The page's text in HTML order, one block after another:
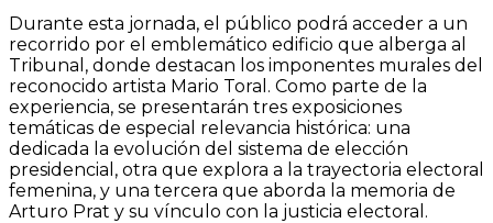
Durante esta jornada, el público podrá acceder a un
recorrido por el emblemático edificio que alberga al
Tribunal, donde destacan los imponentes murales del
reconocido artista Mario Toral. Como parte de la
experiencia, se presentarán tres exposiciones
temáticas de especial relevancia histórica: una
dedicada la evolución del sistema de elección
presidencial, otra que explora a la trayectoria electoral
femenina, y una tercera que aborda la memoria de
Arturo Prat y su vínculo con la justicia electoral.